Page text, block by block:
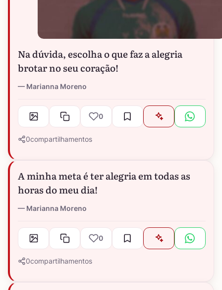
Na dúvida, escolha o que faz a alegria
brotar no seu coração!
Marianna Moreno
0
0compartilhamentos
A minha meta é ter alegria em todas as
horas do meu dia!
Marianna Moreno
0
0compartilhamentos